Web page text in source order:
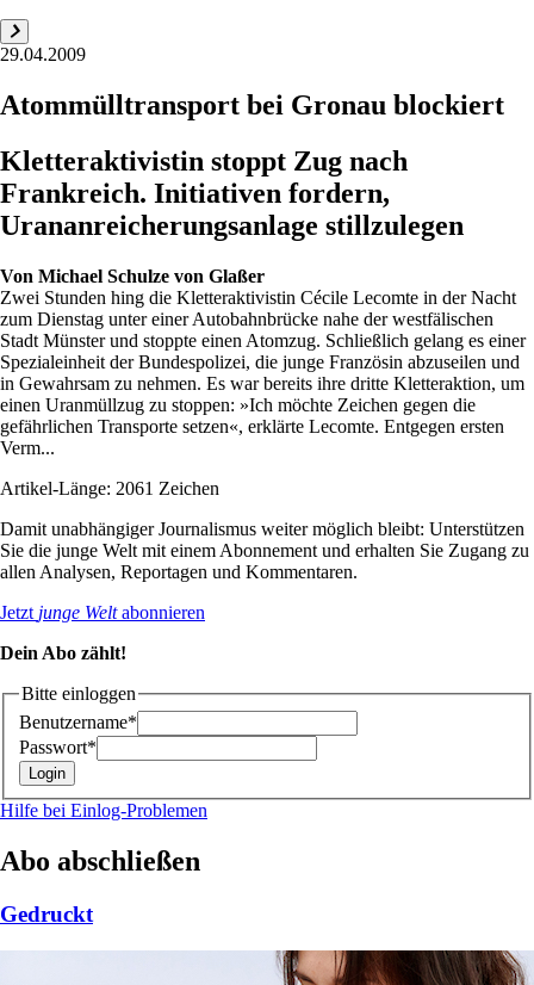
29.04.2009
Atommülltransport bei Gronau blockiert
Kletteraktivistin stoppt Zug nach
Frankreich. Initiativen fordern,
Urananreicherungsanlage stillzulegen
Von Michael Schulze von Glaßer
Zwei Stunden hing die Kletteraktivistin Cécile Lecomte in der Nacht
zum Dienstag unter einer Autobahnbrücke nahe der westfälischen
Stadt Münster und stoppte einen Atomzug. Schließlich gelang es einer
Spezial­einheit der Bundespolizei, die junge Französin abzuseilen und
in Gewahrsam zu nehmen. Es war bereits ihre dritte Kletteraktion, um
einen Uranmüllzug zu stoppen: »Ich möchte Zeichen gegen die
gefährlichen Transporte setzen«, erklärte Lecomte. Entgegen ersten
Verm...
Artikel-Länge: 2061 Zeichen
Damit unabhängiger Journalismus weiter möglich bleibt: Unterstützen
Sie die junge Welt mit einem Abonnement und erhalten Sie Zugang zu
allen Analysen, Reportagen und Kommentaren.
Jetzt junge Weltabonnieren
Dein Abo zählt!
Bitte einloggen
Benutzername*
Passwort*
Hilfe bei Einlog-Problemen
Abo abschließen
Gedruckt